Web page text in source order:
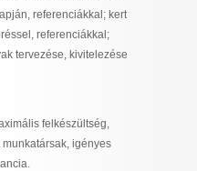
Privacy Policy
referenciákkal; kert
referenciákkal;
tervezése, kivitelezése
felkészültség,
igényes